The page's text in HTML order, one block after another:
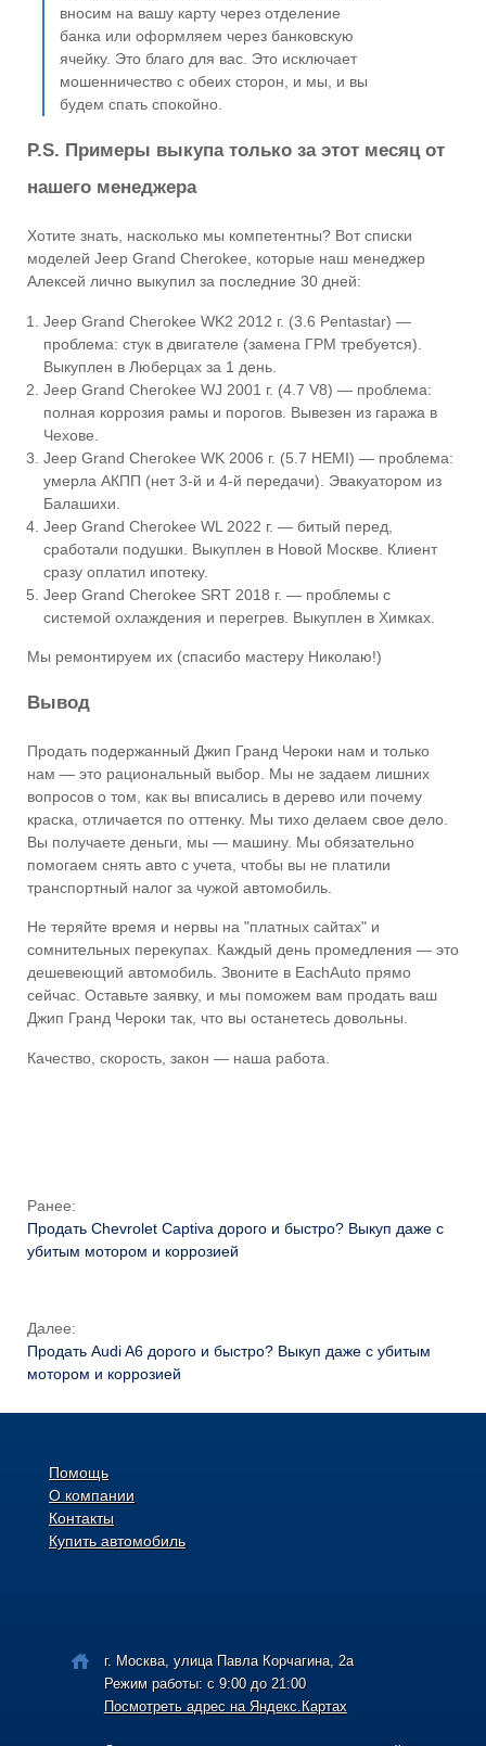
вносим на вашу карту через отделение
банка или оформляем через банковскую
ячейку. Это благо для вас. Это исключает
мошенничество с обеих сторон, и мы, и вы
будем спать спокойно.
P.S. Примеры выкупа только за этот месяц от
нашего менеджера
Хотите знать, насколько мы компетентны? Вот списки
моделей Jeep Grand Cherokee, которые наш менеджер
Алексей лично выкупил за последние 30 дней:
Jeep Grand Cherokee WK2 2012 г. (3.6 Pentastar) —
проблема: стук в двигателе (замена ГРМ требуется).
Выкуплен в Люберцах за 1 день.
Jeep Grand Cherokee WJ 2001 г. (4.7 V8) — проблема:
полная коррозия рамы и порогов. Вывезен из гаража в
Чехове.
Jeep Grand Cherokee WK 2006 г. (5.7 HEMI) — проблема:
умерла АКПП (нет 3-й и 4-й передачи). Эвакуатором из
Балашихи.
Jeep Grand Cherokee WL 2022 г. — битый перед,
сработали подушки. Выкуплен в Новой Москве. Клиент
сразу оплатил ипотеку.
Jeep Grand Cherokee SRT 2018 г. — проблемы с
системой охлаждения и перегрев. Выкуплен в Химках.
Мы ремонтируем их (спасибо мастеру Николаю!)
Вывод
Продать подержанный Джип Гранд Чероки нам и только
нам — это рациональный выбор. Мы не задаем лишних
вопросов о том, как вы вписались в дерево или почему
краска, отличается по оттенку. Мы тихо делаем свое дело.
Вы получаете деньги, мы — машину. Мы обязательно
помогаем снять авто с учета, чтобы вы не платили
транспортный налог за чужой автомобиль.
Не теряйте время и нервы на "платных сайтах" и
сомнительных перекупах. Каждый день промедления — это
дешевеющий автомобиль. Звоните в EachAuto прямо
сейчас. Оставьте заявку, и мы поможем вам продать ваш
Джип Гранд Чероки так, что вы останетесь довольны.
Качество, скорость, закон — наша работа.
Ранее:
Продать Chevrolet Captiva дорого и быстро? Выкуп даже с
убитым мотором и коррозией
Далее:
Продать Audi A6 дорого и быстро? Выкуп даже с убитым
мотором и коррозией
Помощь
О компании
Контакты
Купить автомобиль
г. Москва, улица Павла Корчагина, 2а
Режим работы: с 9:00 до 21:00
Посмотреть адрес на Яндекс.Картах